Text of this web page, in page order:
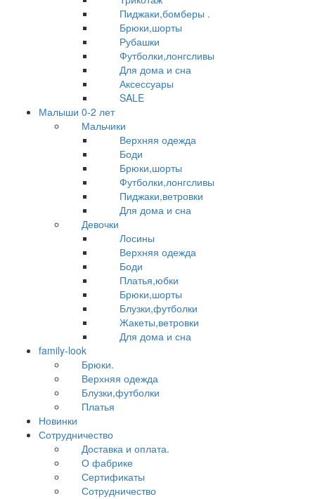
Пиджаки,бомберы .
Брюки,шорты
Рубашки
Футболки,лонгсливы
Для дома и сна
Аксессуары
SALE
Малыши 0-2 лет
Мальчики
Верхняя одежда
Боди
Брюки,шорты
Футболки,лонгсливы
Пиджаки,ветровки
Для дома и сна
Девочки
Лосины
Верхняя одежда
Боди
Платья,юбки
Брюки,шорты
Блузки,футболки
Жакеты,ветровки
Для дома и сна
family-look
Брюки.
Верхняя одежда
Блузки,футболки
Платья
Новинки
Сотрудничество
Доставка и оплата.
О фабрике
Сертификаты
Сотрудничество